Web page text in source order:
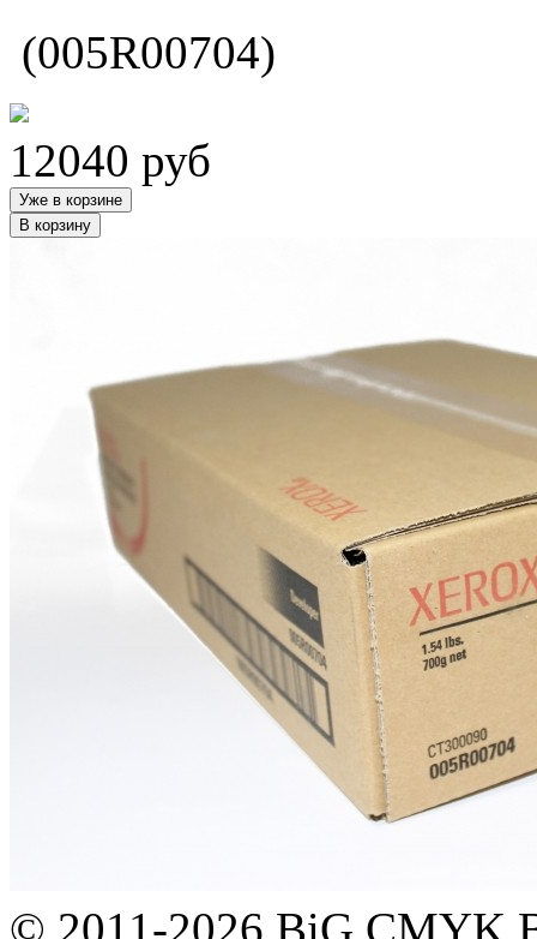
(005R00704)
12040 руб
Уже в корзине
В корзину
© 2011-2026 BiG CMYK